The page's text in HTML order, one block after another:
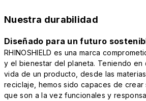
Nuestra durabilidad
Diseñado para un futuro
RHINOSHIELD es una marca
y el bienestar del planeta. Teniendo
vida de un producto, desde las
reciclaje, hemos sido capaces de
que son a la vez funcionales y